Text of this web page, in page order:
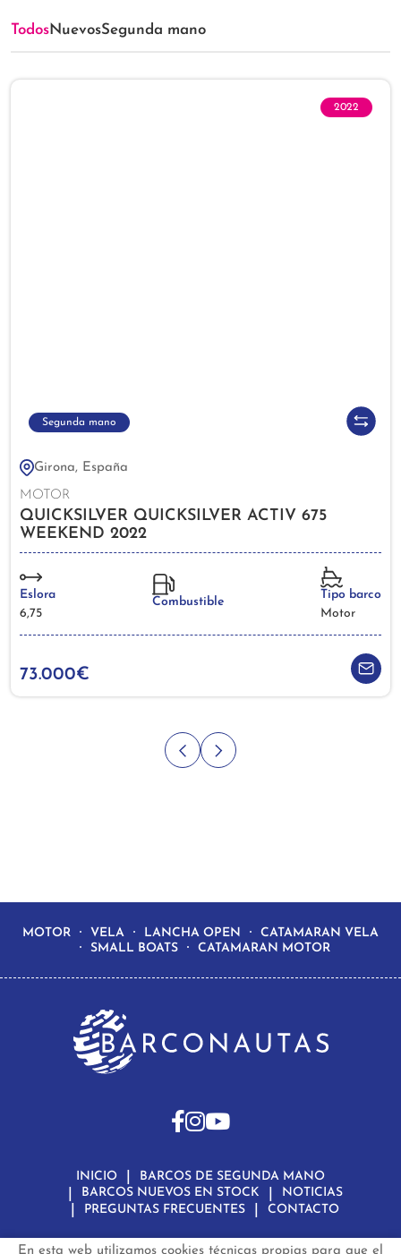
TodosNuevosSegunda mano
2022
Segunda mano
Girona, España
MOTOR
QUICKSILVER QUICKSILVER ACTIV 675
WEEKEND 2022
Eslora
6,75
Combustible
Tipo barco
Motor
73.000€
En esta web utilizamos cookies técnicas propias para que el
MOTOR VELA LANCHA OPEN
CATAMARAN VELA
SMALL BOATS
CATAMARAN MOTOR
INICIO
BARCOS DE SEGUNDA MANO
BARCOS NUEVOS EN STOCK
NOTICIAS
PREGUNTAS FRECUENTES
CONTACTO
Aviso Legal Política de Privacidad de Datos